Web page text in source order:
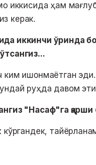
иккисида ҳам
керак.
иккинчи ўринда
ишонмаётган
руҳда давом
"Насаф"га қарши